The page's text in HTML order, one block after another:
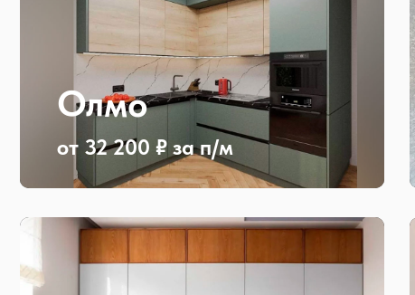
от 32 200 ₽ за п/м
Олмо